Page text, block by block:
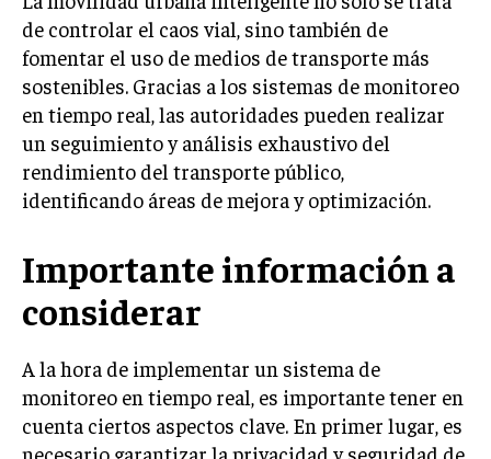
de controlar el caos vial, sino también de
fomentar el uso de medios de transporte más
sostenibles. Gracias a los sistemas de monitoreo
en tiempo real, las autoridades pueden realizar
un seguimiento y análisis exhaustivo del
rendimiento del transporte público,
identificando áreas de mejora y optimización.
Importante información a
considerar
A la hora de implementar un sistema de
monitoreo en tiempo real, es importante tener en
cuenta ciertos aspectos clave. En primer lugar, es
necesario garantizar la privacidad y seguridad de